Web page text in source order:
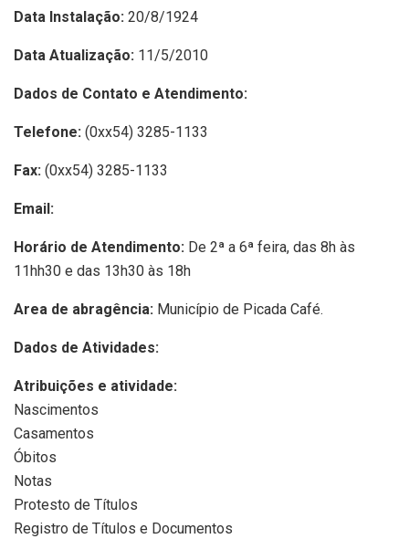
Data Instalação: 20/8/1924
Data Atualização: 11/5/2010
Dados de Contato e Atendimento:
Telefone: (0xx54) 3285-1133
Fax: (0xx54) 3285-1133
Email:
Horário de Atendimento: De 2ª a 6ª feira, das 8h às
11hh30 e das 13h30 às 18h
Area de abragência: Município de Picada Café.
Dados de Atividades:
Atribuições e atividade:
Nascimentos
Casamentos
Óbitos
Notas
Protesto de Títulos
Registro de Títulos e Documentos